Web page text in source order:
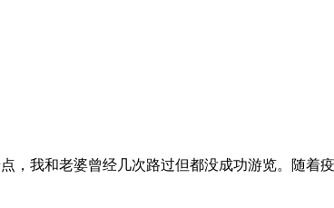
，我和老婆曾经几次路过但都没成功游览。随着